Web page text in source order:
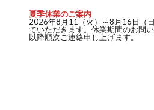
夏季休業のご案内
2026年8月11（火）～8月16日（
ていただきます。休業期間のお問
以降順次ご連絡申し上げます。